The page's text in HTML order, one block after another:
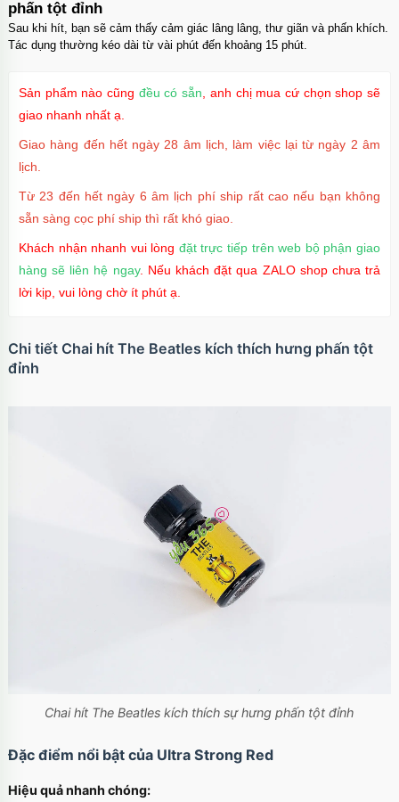
phấn tột đỉnh
Sau khi hít, bạn sẽ cảm thấy cảm giác lâng lâng, thư giãn và phấn khích.
Tác dụng thường kéo dài từ vài phút đến khoảng 15 phút.
Sản phẩm nào cũng đều có sẵn , anh chị mua cứ chọn shop sẽ
giao nhanh nhất ạ.
Giao hàng đến hết ngày 28 âm lịch, làm việc lại từ ngày 2 âm
lịch.
Từ 23 đến hết ngày 6 âm lịch phí ship rất cao nếu bạn không
sẵn sàng cọc phí ship thì rất khó giao.
Khách nhận nhanh vui lòng đặt trực tiếp trên web bộ phận giao
hàng sẽ liên hệ ngay. Nếu khách đặt qua ZALO shop chưa trả
lời kịp, vui lòng chờ ít phút ạ.
Chi tiết Chai hít The Beatles kích thích hưng phấn tột
đỉnh
Chai hít The Beatles kích thích sự hưng phấn tột đỉnh
Đặc điểm nổi bật của Ultra Strong Red
Hiệu quả nhanh chóng: